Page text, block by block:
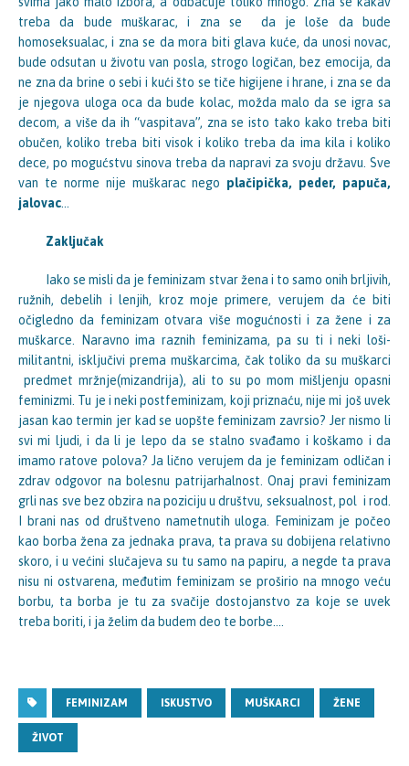
treba da bude muškarac, i zna se da je loše da bude
homoseksualac, i zna se da mora biti glava kuće, da unosi novac,
bude odsutan u životu van posla, strogo logičan, bez emocija, da
ne zna da brine o sebi i kući što se tiče higijene i hrane, i zna se da
je njegova uloga oca da bude kolac, možda malo da se igra sa
decom, a više da ih “vaspitava”, zna se isto tako kako treba biti
obučen, koliko treba biti visok i koliko treba da ima kila i koliko
dece, po mogućstvu sinova treba da napravi za svoju državu. Sve
van te norme nije muškarac nego plačipička, peder, papuča,
jalovac
Zaključak
Iako se misli da je feminizam stvar žena i to samo onih brljivih,
ružnih, debelih i lenjih, kroz moje primere, verujem da će biti
očigledno da feminizam otvara više mogućnosti i za žene i za
muškarce. Naravno ima raznih feminizama, pa su ti i neki loši-
militantni, isključivi prema muškarcima, čak toliko da su muškarci
predmet mržnje(mizandrija), ali to su po mom mišljenju opasni
feminizmi. Tu je i neki postfeminizam, koji priznaću, nije mi još uvek
jasan kao termin jer kad se uopšte feminizam zavrsio? Jer nismo li
svi mi ljudi, i da li je lepo da se stalno svađamo i koškamo i da
imamo ratove polova? Ja lično verujem da je feminizam odličan i
zdrav odgovor na bolesnu patrijarhalnost. Onaj pravi feminizam
grli nas sve bez obzira na poziciju u društvu, seksualnost, pol i rod.
I brani nas od društveno nametnutih uloga. Feminizam je počeo
kao borba žena za jednaka prava, ta prava su dobijena relativno
skoro, i u većini slučajeva su tu samo na papiru, a negde ta prava
nisu ni ostvarena, međutim feminizam se proširio na mnogo veću
borbu, ta borba je tu za svačije dostojanstvo za koje se uvek
treba boriti, i ja želim da budem deo te borbe….
FEMINIZAM ISKUSTVO MUŠKARCI ŽENE
ŽIVOT